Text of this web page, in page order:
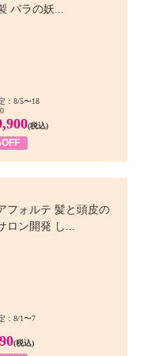
バラの妖...
：8/5〜18
(税込)
フォルテ 髪と頭皮の
ロン開発 し...
：8/1〜7
(税込)